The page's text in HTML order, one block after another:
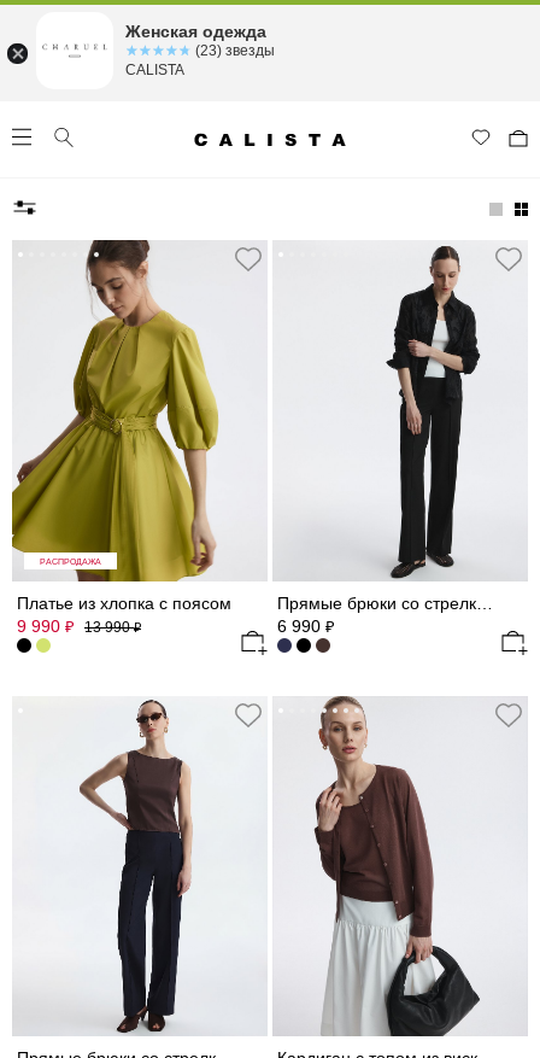
РАСПРОДАЖА
Платье из хлопка с поясом
9 990 ₽ 13 990₽
6 990 ₽
Женская одежда
☆☆☆☆☆
★★★★★ (23) звезды
CALISTA